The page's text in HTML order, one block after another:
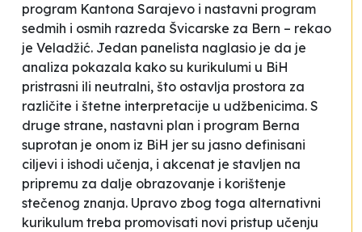
program Kantona Sarajevo i nastavni program
sedmih i osmih razreda Švicarske za Bern – rekao
je Veladžić. Jedan panelista naglasio je da je
analiza pokazala kako su kurikulumi u BiH
pristrasni ili neutralni, što ostavlja prostora za
različite i štetne interpretacije u udžbenicima. S
druge strane, nastavni plan i program Berna
suprotan je onom iz BiH jer su jasno definisani
ciljevi i ishodi učenja, i akcenat je stavljen na
pripremu za dalje obrazovanje i korištenje
stečenog znanja. Upravo zbog toga alternativni
kurikulum treba promovisati novi pristup učenju